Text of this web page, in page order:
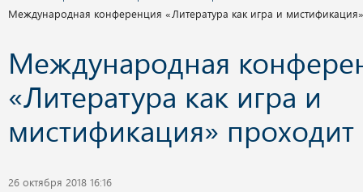
Международная конференция «Литература как игра и
Международная
«Литература как игра и
мистификация» проходит
26 октября 2018 16:16